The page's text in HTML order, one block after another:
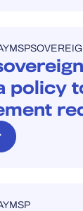
MSP
policy
MSP